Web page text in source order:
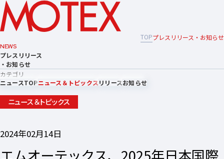
TOPプレスリリース・お知らせ
NEWS
プレスリリース
・お知らせ
カテゴリ
ニュースTOPニュース＆トピックスリリースお知らせ
ニュース＆トピックス
2024年02月14日